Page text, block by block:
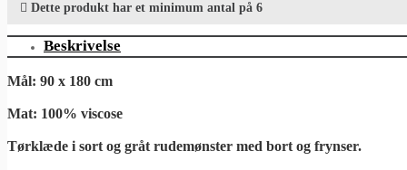
Dette produkt har et minimum antal på 6
Beskrivelse
Mål: 90 x 180 cm
Mat: 100% viscose
Tørklæde i sort og gråt rudemønster med bort og frynser.